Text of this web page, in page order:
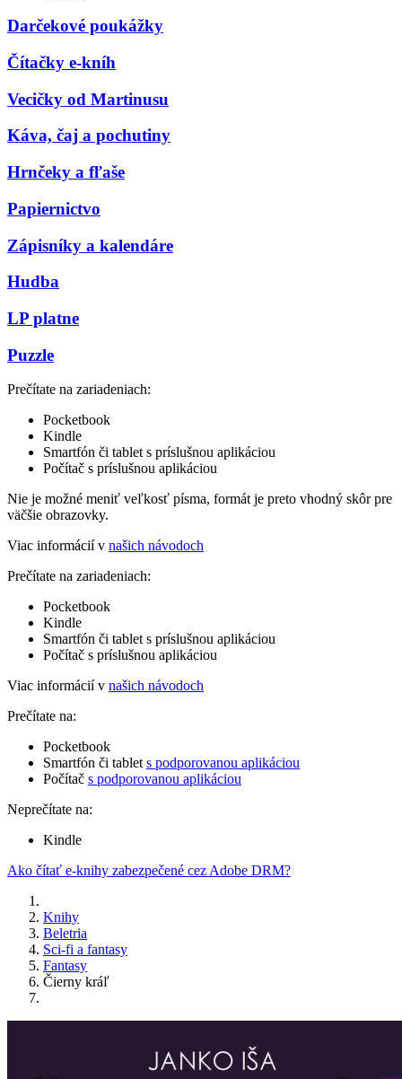
Darčekové poukážky
Čítačky e-kníh
Vecičky od Martinusu
Káva, čaj a pochutiny
Hrnčeky a fľaše
Papiernictvo
Zápisníky a kalendáre
Hudba
LP platne
Puzzle
Prečítate na zariadeniach:
Pocketbook
Kindle
Smartfón či tablet s príslušnou aplikáciou
Počítač s príslušnou aplikáciou
Nie je možné meniť veľkosť písma, formát je preto vhodný skôr pre
väčšie obrazovky.
Viac informácií v našich návodoch
Prečítate na zariadeniach:
Pocketbook
Kindle
Smartfón či tablet s príslušnou aplikáciou
Počítač s príslušnou aplikáciou
Viac informácií v našich návodoch
Prečítate na:
Pocketbook
Smartfón či tablet s podporovanou aplikáciou
Počítač s podporovanou aplikáciou
Neprečítate na:
Kindle
Ako čítať e-knihy zabezpečené cez Adobe DRM?
Knihy
Beletria
Sci-fi a fantasy
Fantasy
Čierny kráľ